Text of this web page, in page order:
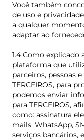
Você também
de uso e
a qualquer
adaptar ao
1.4 Como
plataforma que
parceiros, pessoas
TERCEIROS, para
podemos enviar
para TERCEIROS,
como: assinatura
mails, WhatsApp,
serviços bancários,